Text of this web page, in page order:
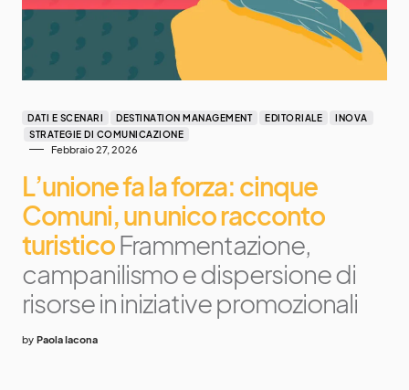
DATI E SCENARI DESTINATION MANAGEMENT EDITORIALE
INOVA
STRATEGIE DI COMUNICAZIONE
Febbraio 27, 2026
L’unione fa la forza: cinque
Comuni, un unico racconto
turisticoFrammentazione,
campanilismo e dispersione di
risorse in iniziative promozionali
by Paola Iacona